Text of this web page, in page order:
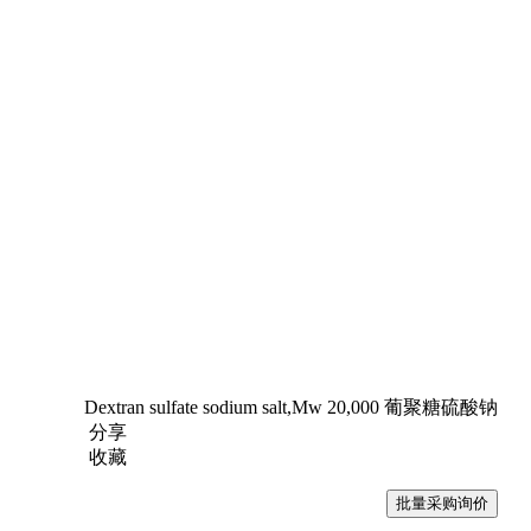
Dextran sulfate sodium salt,Mw 20,000 葡聚糖硫酸钠
分享
收藏
批量采购询价